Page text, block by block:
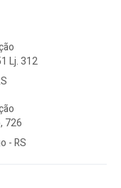
Lj. 312
726
- RS